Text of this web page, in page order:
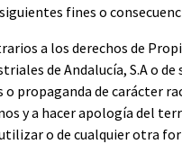
fines o
a los derechos de
de Andalucía, S.A o
o propaganda de carácter
y a hacer apología del
o de cualquier otra